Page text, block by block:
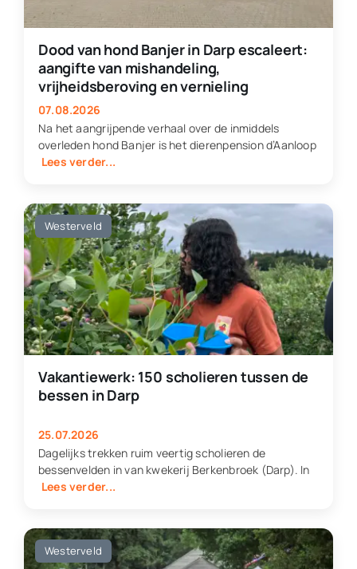
Dood van hond Banjer in Darp escaleert:
aangifte van mishandeling,
vrijheidsberoving en vernieling
07.08.2026
Na het aangrijpende verhaal over de inmiddels
overleden hond Banjer is het dierenpension d’Aanloop
Lees verder...
Westerveld
Vakantiewerk: 150 scholieren tussen de
bessen in Darp
25.07.2026
Dagelijks trekken ruim veertig scholieren de
bessenvelden in van kwekerij Berkenbroek (Darp). In
Lees verder...
Westerveld